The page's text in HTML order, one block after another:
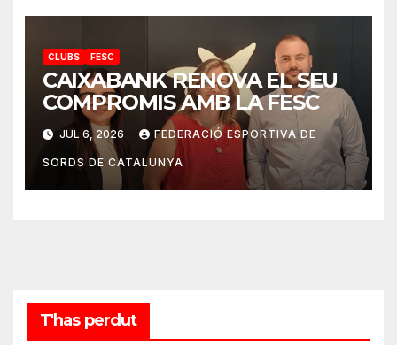
CLUBS FESC
CAIXABANK RENOVA EL SEU
COMPROMIS AMB LA FESC
JUL 6, 2026 FEDERACIÓ ESPORTIVA DE
SORDS DE CATALUNYA
T'has perdut